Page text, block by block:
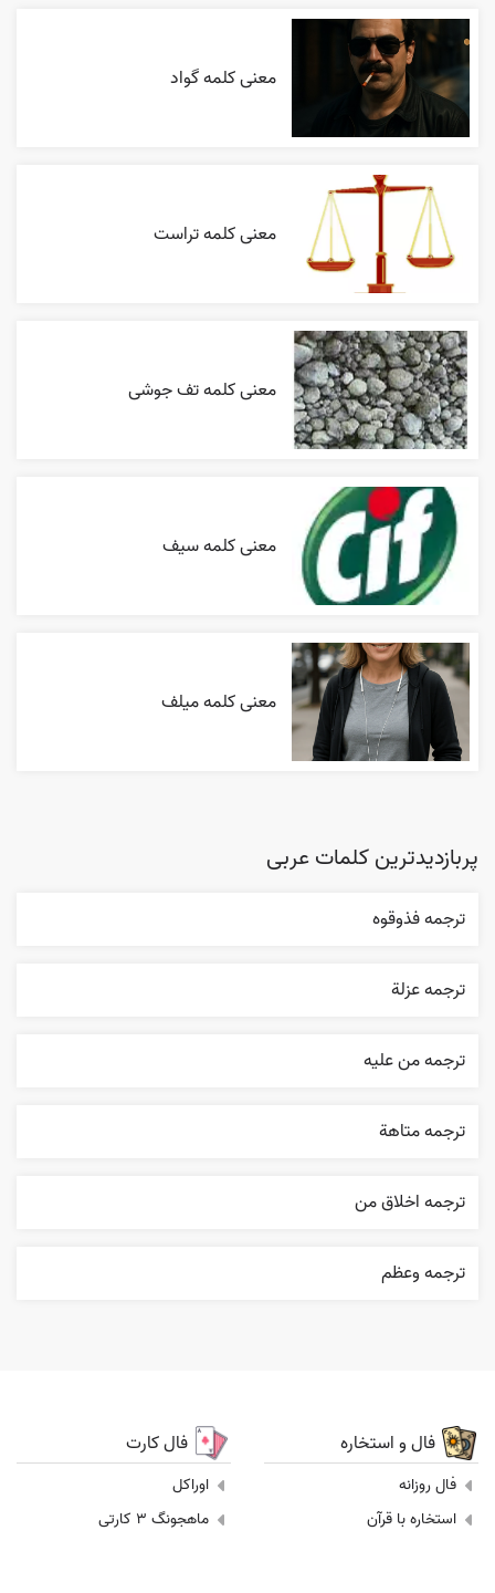
معنی کلمه گواد
معنی کلمه تراست
معنی کلمه تف جوشی
معنی کلمه سیف
معنی کلمه میلف
پربازدیدترین کلمات عربی
ترجمه فذوقوه
ترجمه عزلة
ترجمه من عليه
ترجمه متاهة
ترجمه اخلاق من
ترجمه وعظم
فال و استخاره
فال روزانه
استخاره با قرآن
فال کارت
اوراکل
ماهجونگ 3 کارتی